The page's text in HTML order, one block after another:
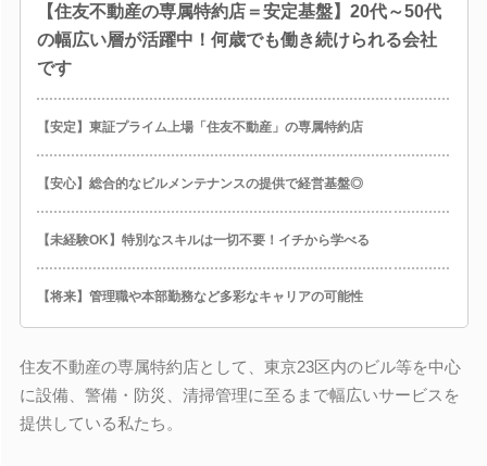
【住友不動産の専属特約店＝安定基盤】20代～50代
の幅広い層が活躍中！何歳でも働き続けられる会社
です
【安定】東証プライム上場「住友不動産」の専属特約店
【安心】総合的なビルメンテナンスの提供で経営基盤◎
【未経験OK】特別なスキルは一切不要！イチから学べる
【将来】管理職や本部勤務など多彩なキャリアの可能性
住友不動産の専属特約店として、東京23区内のビル等を中心
に設備、警備・防災、清掃管理に至るまで幅広いサービスを
提供している私たち。